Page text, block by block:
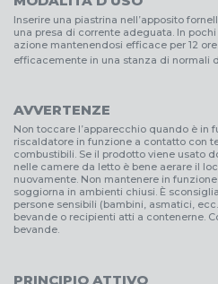
Inserire una piastrina nell’apposito
una presa di corrente adeguata. In
azione mantenendosi efficace per 12
efficacemente in una stanza di normali
AVVERTENZE
Non toccare l’apparecchio quando è in
riscaldatore in funzione a contatto con
combustibili. Se il prodotto viene usato
nelle camere da letto è bene aerare il
nuovamente. Non mantenere in
soggiorna in ambienti chiusi. È
persone sensibili (bambini, asmatici,
bevande o recipienti atti a contenerne.
bevande.
PRINCIPIO ATTIVO